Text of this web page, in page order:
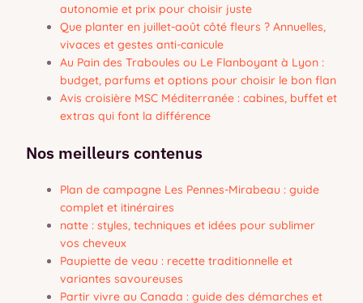
autonomie et prix pour choisir juste
Que planter en juillet-août côté fleurs ? Annuelles,
vivaces et gestes anti-canicule
Au Pain des Traboules ou Le Flanboyant à Lyon :
budget, parfums et options pour choisir le bon flan
Avis croisière MSC Méditerranée : cabines, buffet et
extras qui font la différence
Nos meilleurs contenus
Plan de campagne Les Pennes-Mirabeau : guide
complet et itinéraires
natte : styles, techniques et idées pour sublimer
vos cheveux
Paupiette de veau : recette traditionnelle et
variantes savoureuses
Partir vivre au Canada : guide des démarches et